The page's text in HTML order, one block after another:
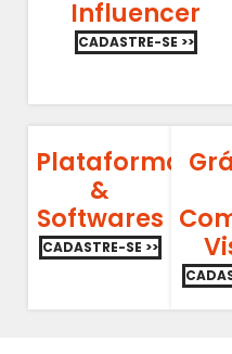
Influencer
CADASTRE-SE >>
Plataformas
&
Softwares
CADASTRE-SE >>